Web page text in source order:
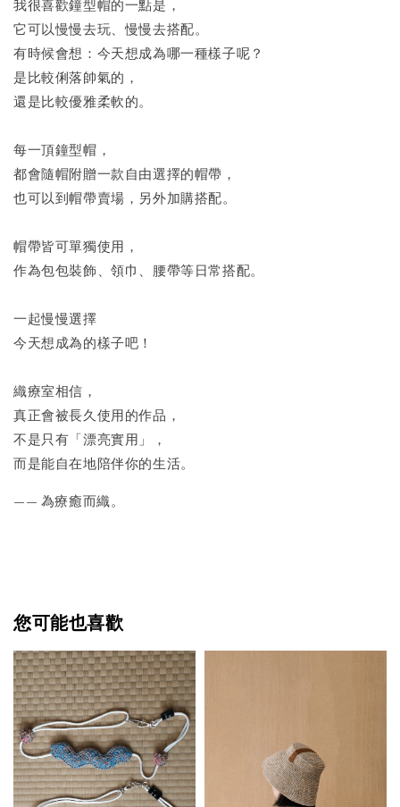
我很喜歡鐘型帽的一點是，
它可以慢慢去玩、慢慢去搭配。
有時候會想：今天想成為哪一種樣子呢？
是比較俐落帥氣的，
還是比較優雅柔軟的。
每一頂鐘型帽，
都會隨帽附贈一款自由選擇的帽帶，
也可以到帽帶賣場，另外加購搭配。
帽帶皆可單獨使用，
作為包包裝飾、領巾、腰帶等日常搭配。
一起慢慢選擇
今天想成為的樣子吧！
織療室相信，
真正會被長久使用的作品，
不是只有「漂亮實用」，
而是能自在地陪伴你的生活。
—— 為療癒而織。
您可能也喜歡